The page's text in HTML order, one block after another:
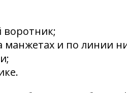
манжетах и по линии